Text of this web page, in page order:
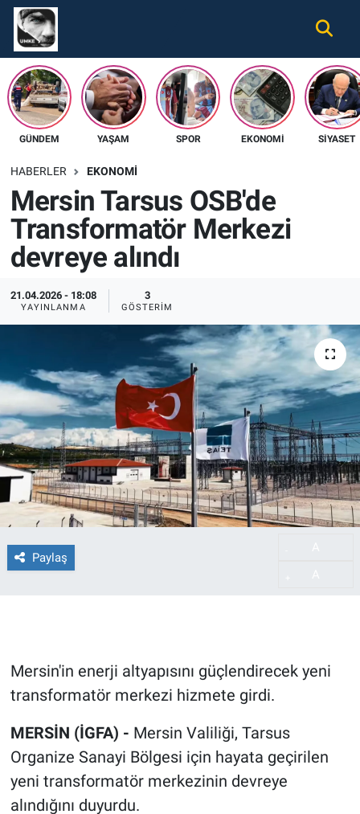
GÜNDEM YAŞAM SPOR EKONOMI SIYASET
HABERLER EKONOMI
Mersin Tarsus OSB'de
Transformatör Merkezi
devreye alındı
21.04.2026 - 18:08
YAYINLANMA
3
GÖSTERIM
Paylaş
Mersin'in enerji altyapısını güçlendirecek yeni
transformatör merkezi hizmete girdi.
MERSİN (İGFA) - Mersin Valiliği, Tarsus
Organize Sanayi Bölgesi için hayata geçirilen
yeni transformatör merkezinin devreye
alındığını duyurdu.
Gündem
Ekonomi
Spor
Tüm Haberler
İletişim
Künye
Nöbetçi Eczaneler
Hava Durumu
Namaz Vakitleri
Süper Lig Puan Durumu ve Fikstür
Tüm Manşetler
Son Dakika Haberleri